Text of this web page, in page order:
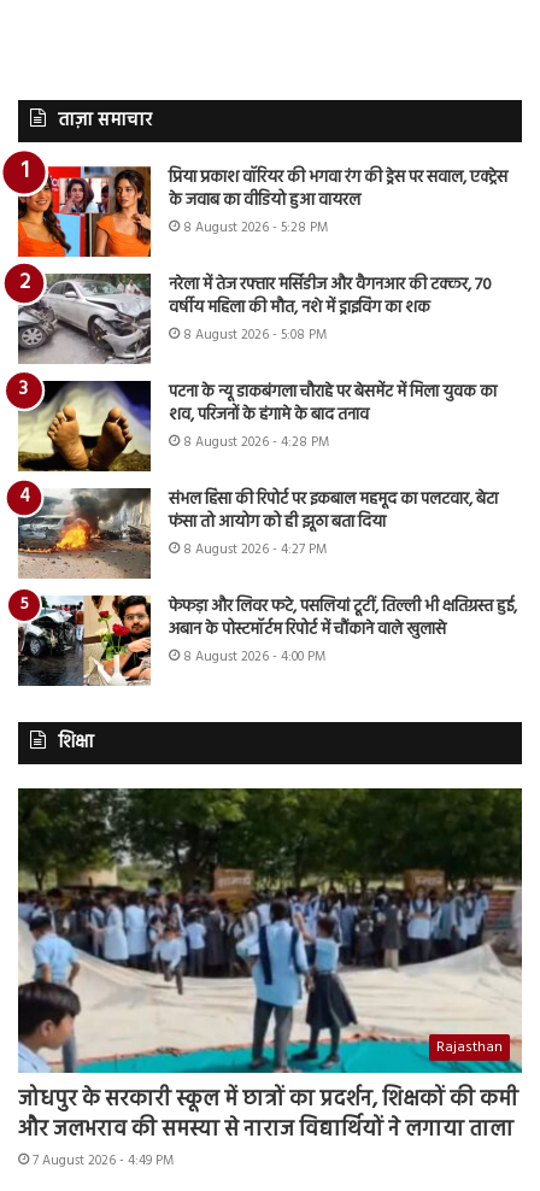
ताज़ा समाचार
प्रिया प्रकाश वॉरियर की भगवा रंग की ड्रेस पर सवाल, एक्ट्रेस
के जवाब का वीडियो हुआ वायरल
8 August 2026 - 5:28 PM
नरेला में तेज रफ्तार मर्सिडीज और वैगनआर की टक्कर, 70
वर्षीय महिला की मौत, नशे में ड्राइविंग का शक
8 August 2026 - 5:08 PM
पटना के न्यू डाकबंगला चौराहे पर बेसमेंट में मिला युवक का
शव, परिजनों के हंगामे के बाद तनाव
8 August 2026 - 4:28 PM
संभल हिंसा की रिपोर्ट पर इकबाल महमूद का पलटवार, बेटा
फंसा तो आयोग को ही झूठा बता दिया
8 August 2026 - 4:27 PM
फेफड़ा और लिवर फटे, पसलियां टूटीं, तिल्ली भी क्षतिग्रस्त हुई,
अबान के पोस्टमॉर्टम रिपोर्ट में चौंकाने वाले खुलासे
8 August 2026 - 4:00 PM
शिक्षा
Rajasthan
जोधपुर के सरकारी स्कूल में छात्रों का प्रदर्शन, शिक्षकों की कमी
और जलभराव की समस्या से नाराज विद्यार्थियों ने लगाया ताला
7 August 2026 - 4:49 PM